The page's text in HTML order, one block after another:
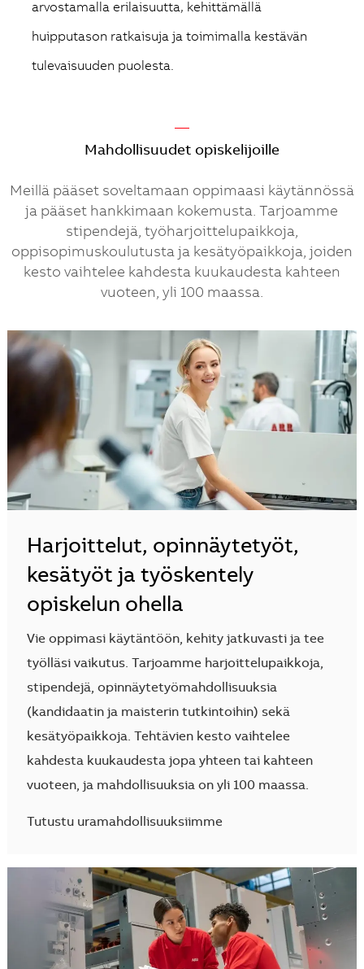
arvostamalla erilaisuutta, kehittämällä
huipputason ratkaisuja ja toimimalla kestävän
tulevaisuuden puolesta.
—
Mahdollisuudet opiskelijoille
Meillä pääset soveltamaan oppimaasi käytännössä
ja pääset hankkimaan kokemusta. Tarjoamme
stipendejä, työharjoittelupaikkoja,
oppisopimuskoulutusta ja kesätyöpaikkoja, joiden
kesto vaihtelee kahdesta kuukaudesta kahteen
vuoteen, yli 100 maassa.
Harjoittelut, opinnäytetyöt,
kesätyöt ja työskentely
opiskelun ohella
Vie oppimasi käytäntöön, kehity jatkuvasti ja tee
työlläsi vaikutus. Tarjoamme harjoittelupaikkoja,
stipendejä, opinnäytetyömahdollisuuksia
(kandidaatin ja maisterin tutkintoihin) sekä
kesätyöpaikkoja. Tehtävien kesto vaihtelee
kahdesta kuukaudesta jopa yhteen tai kahteen
vuoteen, ja mahdollisuuksia on yli 100 maassa.
Tutustu uramahdollisuuksiimme